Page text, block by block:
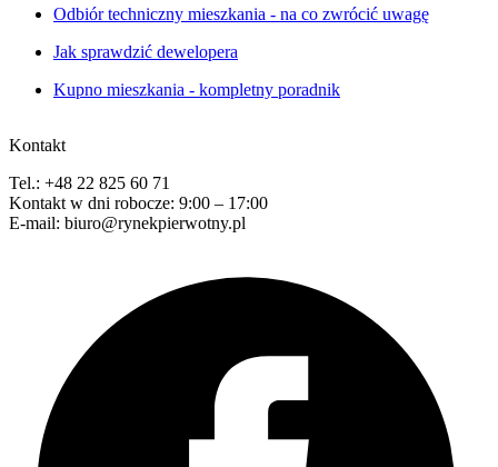
Odbiór techniczny mieszkania - na co zwrócić uwagę
Jak sprawdzić dewelopera
Kupno mieszkania - kompletny poradnik
Kontakt
Tel.: +48 22 825 60 71
Kontakt w dni robocze: 9:00 – 17:00
E-mail: biuro@rynekpierwotny.pl